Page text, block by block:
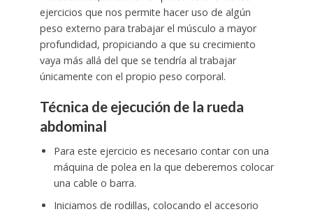
ejercicios que nos permite hacer uso de algún
peso externo para trabajar el músculo a mayor
profundidad, propiciando a que su crecimiento
vaya más allá del que se tendría al trabajar
únicamente con el propio peso corporal.
Técnica de ejecución de la rueda
abdominal
Para este ejercicio es necesario contar con una
máquina de polea en la que deberemos colocar
una cable o barra.
Iniciamos de rodillas, colocando el accesorio